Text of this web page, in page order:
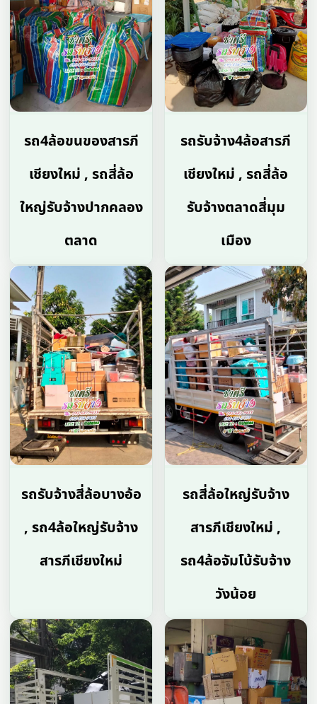
รถ4ล้อขนของสารภี
เชียงใหม่ , รถสี่ล้อ
ใหญ่รับจ้างปากคลอง
ตลาด
รถรับจ้าง4ล้อสารภี
เชียงใหม่ , รถสี่ล้อ
รับจ้างตลาดสี่มุม
เมือง
รถรับจ้างสี่ล้อบางอ้อ
, รถ4ล้อใหญ่รับจ้าง
สารภีเชียงใหม่
รถสี่ล้อใหญ่รับจ้าง
สารภีเชียงใหม่ ,
รถ4ล้อจัมโบ้รับจ้าง
วังน้อย